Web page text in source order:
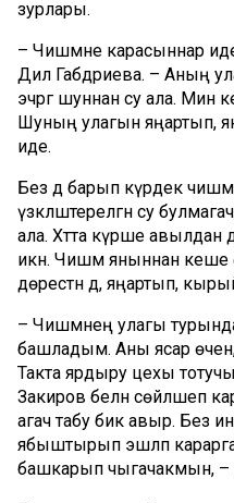
зурлары.
– Чишмәне карасыннар
Дилә Габдриева. – Аның
эчәргә шуннан су ала. Мин
Шуның улагын яңартып,
иде.
Без дә барып күрдек
үзәкләштерелгән су
ала. Хәтта күрше авылдан
икән. Чишмә яныннан
дөрестән дә, яңартып,
– Чишмәнең улагы
башладым. Аны ясар өчен,
Такта ярдыру цехы
Закиров белән сөйләшеп
агач табу бик авыр. Без
ябыштырып эшләп
башкарып чыгачакмын, –